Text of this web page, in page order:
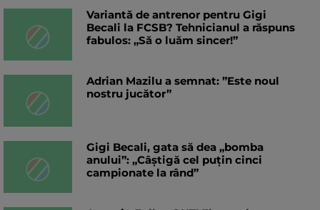
Variantă de antrenor pentru Gigi
Becali la FCSB? Tehnicianul a răspuns
fabulos: „Să o luăm sincer!”
Adrian Mazilu a semnat: ”Este noul
nostru jucător”
Gigi Becali, gata să dea „bomba
anului”: „Câștigă cel puțin cinci
campionate la rând”